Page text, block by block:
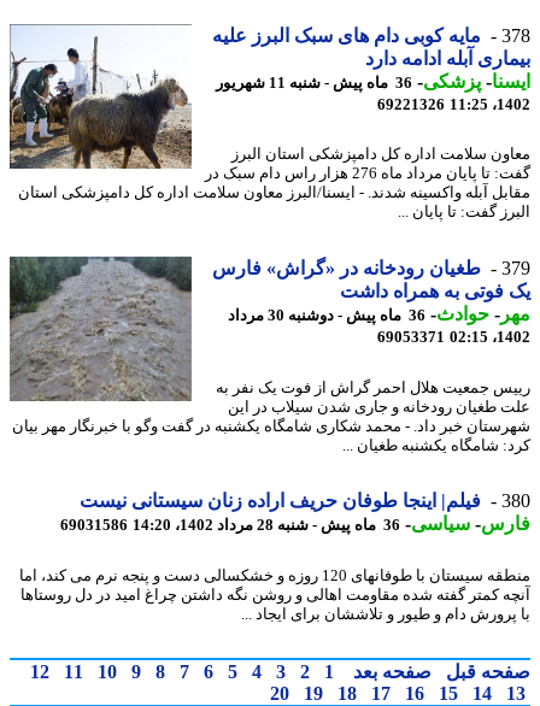
مایه کوبی دام های سبک البرز علیه
آبله ادامه دارد
-پزشکی-
36 ماه پیش - شنبه 11 شهریور
69221326
سلامت اداره کل دامپزشکی استان البرز
گفت: تا پایان مرداد ماه 276 هزار راس دام سبک در
آبله واکسینه شدند. - ایسنا/البرز معاون سلامت اداره کل دامپزشکی استان
گفت: تا پایان ...
طغیان رودخانه در «گراش» فارس
فوتی به همراه داشت
-حوادث -
36 ماه پیش - دوشنبه 30 مرداد
69053371
جمعیت هلال احمر گراش از فوت یک نفر به
طغیان رودخانه و جاری شدن سیلاب در این
خبر داد. - محمد شکاری شامگاه یکشنبه در گفت وگو با خبرنگار مهر بیان
شامگاه یکشنبه طغیان ...
فیلم| اینجا طوفان حریف اراده زنان سیستانی نیست
-سیاسی-36 ماه پیش - شنبه 28 مرداد 1402، 14:20 69031586
منطقه سیستان با طوفانهای 120 روزه و خشکسالی دست و پنجه نرم می کند، اما
کمتر گفته شده مقاومت اهالی و روشن نگه داشتن چراغ امید در دل روستاها
دام و طیور و تلاششان برای ایجاد ...
قبل صفحه بعد 1
2
3
4
5
6
7
8
9
10
11
12
14
15
16
17
18
19
20